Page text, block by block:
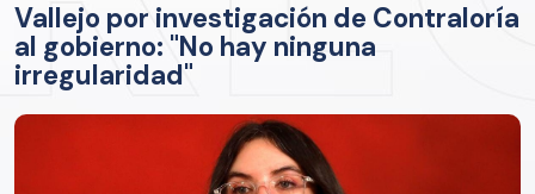
Vallejo por investigación de Contraloría
al gobierno: "No hay ninguna
irregularidad"